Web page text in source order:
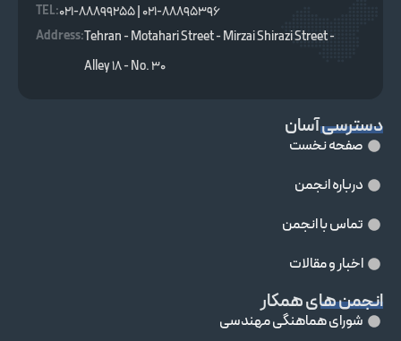
TEL :
021-88895396 | 021-88899255
Address:Tehran - Motahari Street - Mirzai Shirazi Street -
Alley 18 - No. 30
دسترسی آسان
صفحه نخست
درباره انجمن
تماس با انجمن
اخبار و مقالات
انجمن های همکار
شورای هماهنگی مهندسی